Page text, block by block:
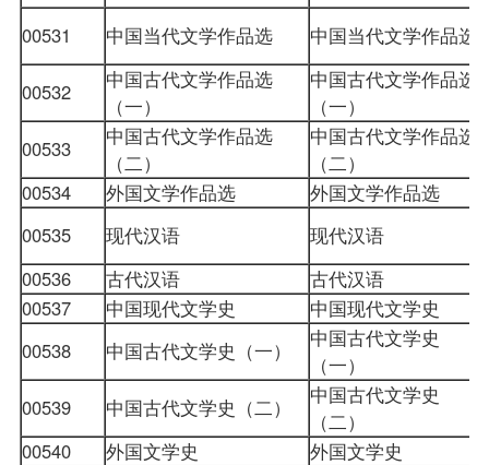
00531 中国当代文学作品选 中国当代文学作品选
00532
中国古代文学作品选
（一）
中国古代文学作品选
（一）
00533
中国古代文学作品选
（二）
中国古代文学作品选
（二）
00534
外国文学作品选 外国文学作品选
00535
现代汉语 现代汉语
00536
古代汉语 古代汉语
00537
中国现代文学史 中国现代文学史
00538
中国古代文学史（一）
中国古代文学史
（一）
00539 中国古代文学史（二）
中国古代文学史
（二）
00540
外国文学史 外国文学史